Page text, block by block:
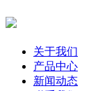
关于我们
产品中心
新闻动态